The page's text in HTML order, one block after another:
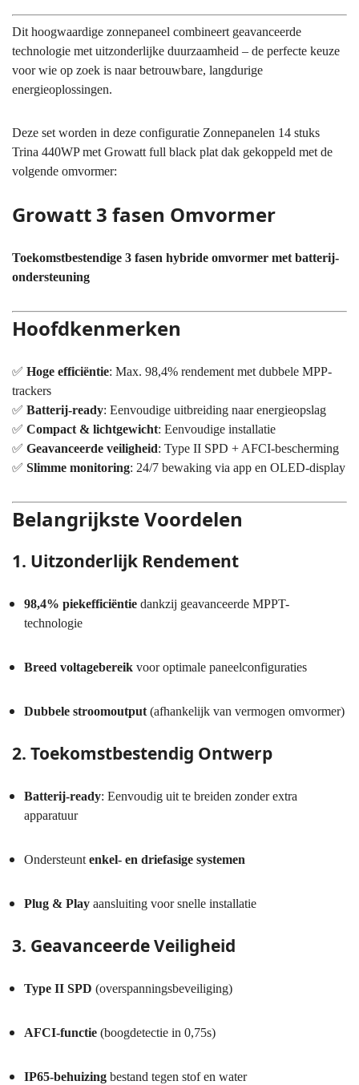
Dit hoogwaardige zonnepaneel combineert geavanceerde
technologie met uitzonderlijke duurzaamheid – de perfecte keuze
voor wie op zoek is naar betrouwbare, langdurige
energieoplossingen.
Deze set worden in deze configuratie Zonnepanelen 14 stuks
Trina 440WP met Growatt full black plat dak gekoppeld met de
volgende omvormer:
Growatt 3 fasen Omvormer
Toekomstbestendige 3 fasen hybride omvormer met batterij-
ondersteuning
Hoofdkenmerken
✅ Hoge efficiëntie: Max. 98,4% rendement met dubbele MPP-
trackers
✅ Batterij-ready: Eenvoudige uitbreiding naar energieopslag
✅ Compact & lichtgewicht: Eenvoudige installatie
✅ Geavanceerde veiligheid: Type II SPD + AFCI-bescherming
✅ Slimme monitoring: 24/7 bewaking via app en OLED-display
Belangrijkste Voordelen
1. Uitzonderlijk Rendement
98,4% piekefficiëntie dankzij geavanceerde MPPT-
technologie
Breed voltagebereik voor optimale paneelconfiguraties
Dubbele stroomoutput (afhankelijk van vermogen omvormer)
2. Toekomstbestendig Ontwerp
Batterij-ready: Eenvoudig uit te breiden zonder extra
apparatuur
Ondersteunt enkel- en driefasige systemen
Plug & Play aansluiting voor snelle installatie
3. Geavanceerde Veiligheid
Type II SPD (overspanningsbeveiliging)
AFCI-functie (boogdetectie in 0,75s)
IP65-behuizing bestand tegen stof en water